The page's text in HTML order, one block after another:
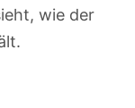
wie der